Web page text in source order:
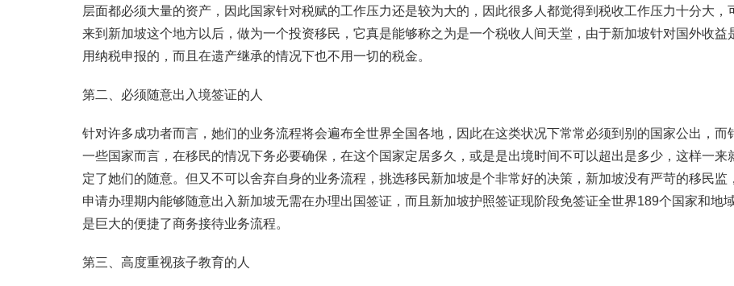
层面都必须大量的资产，因此国家针对税赋的工作压力还是较为大的，因此很多人都觉得到税收工作压力十分大，
来到新加坡这个地方以后，做为一个投资移民，它真是能够称之为是一个税收人间天堂，由于新加坡针对国外收益
用纳税申报的，而且在遗产继承的情况下也不用一切的税金。
第二、必须随意出入境签证的人
针对许多成功者而言，她们的业务流程将会遍布全世界全国各地，因此在这类状况下常常必须到别的国家公出，而
一些国家而言，在移民的情况下务必要确保，在这个国家定居多久，或是是出境时间不可以超出是多少，这样一来
定了她们的随意。但又不可以舍弃自身的业务流程，挑选移民新加坡是个非常好的决策，新加坡没有严苛的移民监
申请办理期内能够随意出入新加坡无需在办理出国签证，而且新加坡护照签证现阶段免签证全世界189个国家和地
是巨大的便捷了商务接待业务流程。
第三、高度重视孩子教育的人